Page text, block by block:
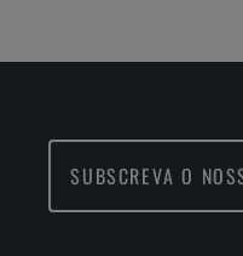
SUBSCREVA O